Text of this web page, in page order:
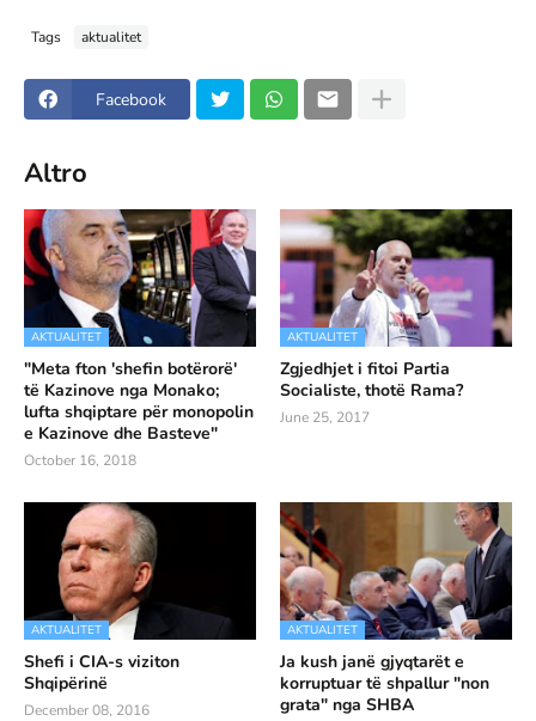
Tags aktualitet
Facebook
Altro
AKTUALITET
"Meta fton 'shefin botërorë'
të Kazinove nga Monako;
lufta shqiptare për monopolin
e Kazinove dhe Basteve"
October 16, 2018
AKTUALITET
Zgjedhjet i fitoi Partia
Socialiste, thotë Rama?
June 25, 2017
AKTUALITET
Shefi i CIA-s viziton
Shqipërinë
December 08, 2016
AKTUALITET
Ja kush janë gjyqtarët e
korruptuar të shpallur "non
grata" nga SHBA